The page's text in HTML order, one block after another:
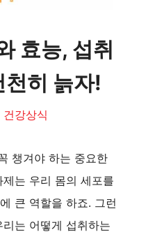
효능, 섭취
천히 늙자!
건강상식
챙겨야 하는 중요한
는 우리 몸의 세포를
큰 역할을 하죠. 그런
는 어떻게 섭취하는